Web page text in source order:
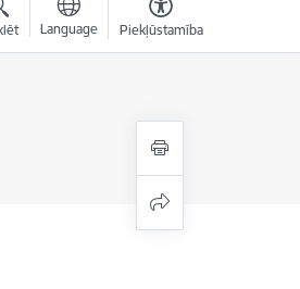
Language Piekļūstamība